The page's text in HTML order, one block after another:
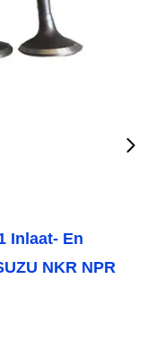
Inlaat- En
NKR NPR